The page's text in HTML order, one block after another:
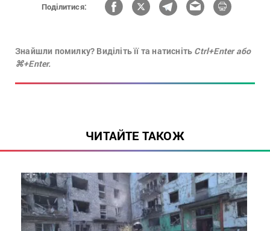
Поділитися:
Знайшли помилку? Виділіть її та натисніть Ctrl+Enter або
⌘+Enter.
ЧИТАЙТЕ ТАКОЖ